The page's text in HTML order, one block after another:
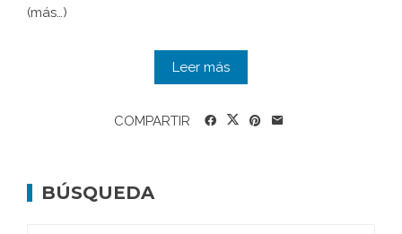
(más…)
Leer más
COMPARTIR
BÚSQUEDA